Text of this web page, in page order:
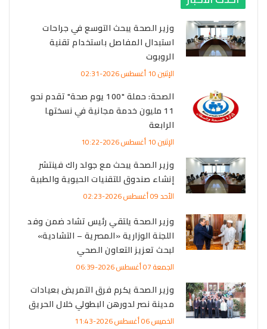
وزير الصحة يبحث التوسع في جراحات
استبدال المفاصل باستخدام تقنية
الروبوت
الإثنين 10 أغسطس 2026-02:31
الصحة: حملة "100 يوم صحة" تقدم نحو
11 مليون خدمة مجانية في نسختها
الرابعة
الإثنين 10 أغسطس 2026-10:22
وزير الصحة يبحث مع جولد راك فينتشر
إنشاء صندوق للتقنيات الحيوية والطبية
الأحد 09 أغسطس 2026-02:23
وزير الصحة يلتقي رئيس تشاد ضمن وفد
اللجنة الوزارية «المصرية – التشادية»
لبحث تعزيز التعاون الصحي
الجمعة 07 أغسطس 2026-06:39
وزير الصحة يكرم فرق التمريض بعيادات
مدينة نصر لدورهن البطولي خلال الحريق
الخميس 06 أغسطس 2026-11:43